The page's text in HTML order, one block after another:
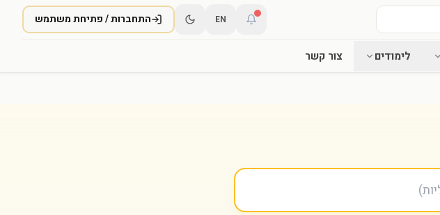
EN התחברות / פתיחת משתמש
לימודים צור קשר